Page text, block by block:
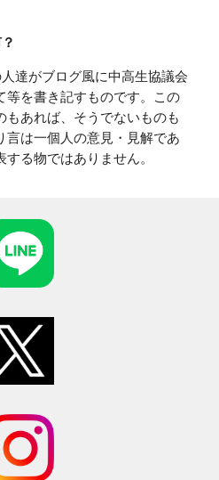
達がブログ風に中高生協議会
等を書き記すものです。この
もあれば、そうでないものも
言は一個人の意見・見解であ
る物ではありません。